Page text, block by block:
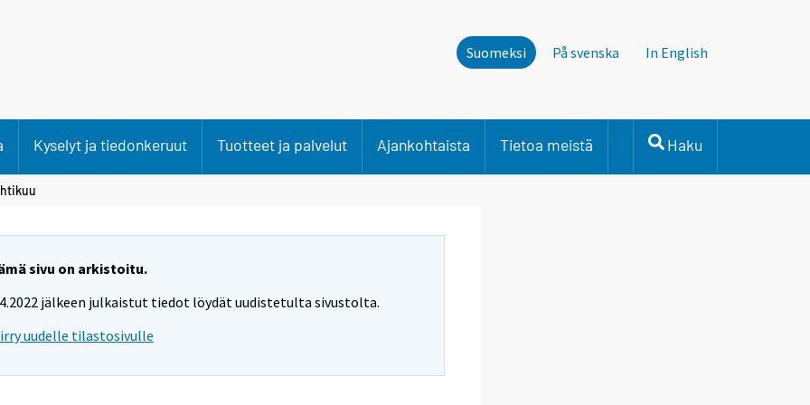
Suomeksi På svenska In English
Kyselyt ja tiedonkeruut Tuotteet ja palvelut Ajankohtaista Tietoa meistä Haku
sivu on arkistoitu.
jälkeen julkaistut tiedot löydät uudistetulta sivustolta.
uudelle tilastosivulle